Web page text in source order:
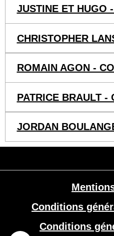
JUSTINE ET HUGO
CHRISTOPHER
ROMAIN AGON -
PATRICE BRAULT -
JORDAN
Conditions
Conditions